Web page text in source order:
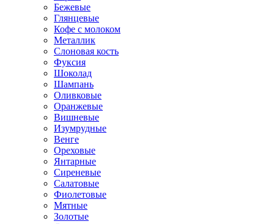
Бежевые
Глянцевые
Кофе с молоком
Металлик
Слоновая кость
Фуксия
Шоколад
Шампань
Оливковые
Оранжевые
Вишневые
Изумрудные
Венге
Ореховые
Янтарные
Сиреневые
Салатовые
Фиолетовые
Мятные
Золотые